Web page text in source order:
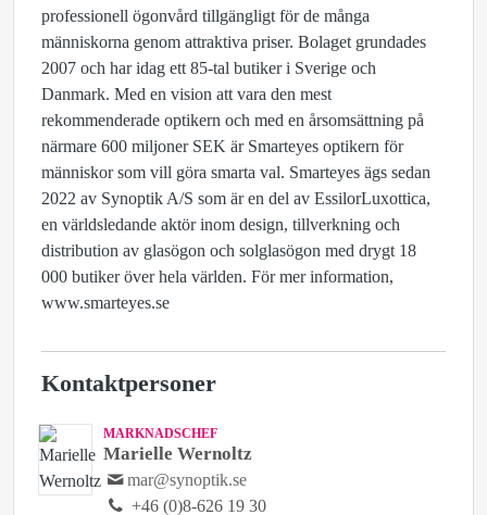
professionell ögonvård tillgängligt för de många
människorna genom attraktiva priser. Bolaget grundades
2007 och har idag ett 85-tal butiker i Sverige och
Danmark. Med en vision att vara den mest
rekommenderade optikern och med en årsomsättning på
närmare 600 miljoner SEK är Smarteyes optikern för
människor som vill göra smarta val. Smarteyes ägs sedan
2022 av Synoptik A/S som är en del av EssilorLuxottica,
en världsledande aktör inom design, tillverkning och
distribution av glasögon och solglasögon med drygt 18
000 butiker över hela världen. För mer information,
www.smarteyes.se
Kontaktpersoner
MARKNADSCHEF
Marielle Wernoltz
mar@synoptik.se
+46 (0)8-626 19 30